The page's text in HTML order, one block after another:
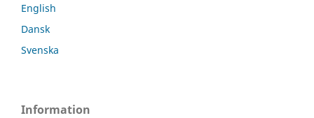
English
Dansk
Svenska
Information